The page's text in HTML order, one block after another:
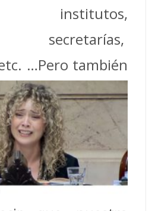
institutos,
secretarías,
…Pero también